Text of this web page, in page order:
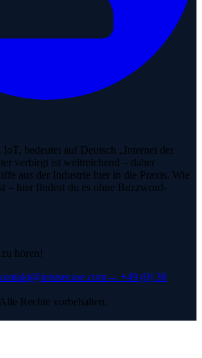
bedeutet auf Deutsch „Internet der
verbirgt ist weitreichend – daher
aus der Industrie hier in die Praxis. Wie
– hier findest du es ohne Buzzword-
hören!
→ +49 (0) 30
Alle Rechte vorbehalten.